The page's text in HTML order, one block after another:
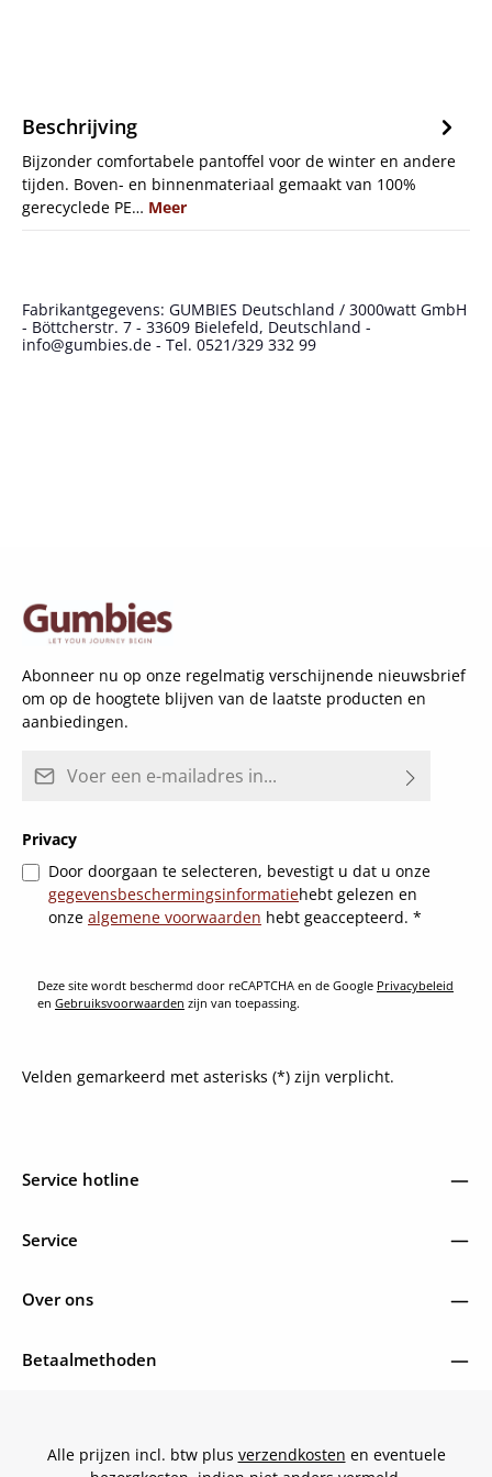
Beschrijving
Bijzonder comfortabele pantoffel voor de winter en andere
tijden. Boven- en binnenmateriaal gemaakt van 100%
gerecyclede PE… Meer
Fabrikantgegevens: GUMBIES Deutschland / 3000watt GmbH
- Böttcherstr. 7 - 33609 Bielefeld, Deutschland -
info@gumbies.de - Tel. 0521/329 332 99
Abonneer nu op onze regelmatig verschijnende nieuwsbrief
om op de hoogtete blijven van de laatste producten en
aanbiedingen.
Privacy
Door doorgaan te selecteren, bevestigt u dat u onze
gegevensbeschermingsinformatiehebt gelezen en
onze algemene voorwaarden hebt geaccepteerd. *
Deze site wordt beschermd door reCAPTCHA en de Google Privacybeleid
en Gebruiksvoorwaarden zijn van toepassing.
Velden gemarkeerd met asterisks (*) zijn verplicht.
Service hotline
Service
Over ons
Betaalmethoden
Alle prijzen incl. btw plus verzendkosten en eventuele